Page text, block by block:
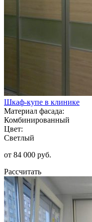
Шкаф-купе в клинике
Материал фасада:
Комбинированный
Цвет:
Светлый
от 84 000 руб.
Рассчитать